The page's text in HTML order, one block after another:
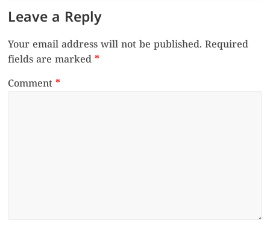
Leave a Reply
Your email address will not be published. Required
fields are marked*
Comment*